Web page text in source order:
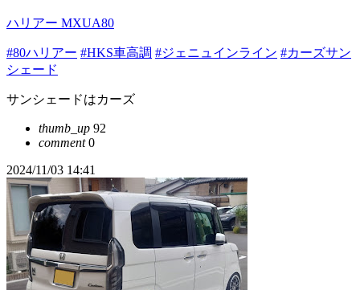
ハリアー MXUA80
#80ハリアー #HKS車高調 #ジェニュインライン #カーズサン
シェード
サンシェードはカーズ
thumb_up 92
comment0
2024/11/03 14:41